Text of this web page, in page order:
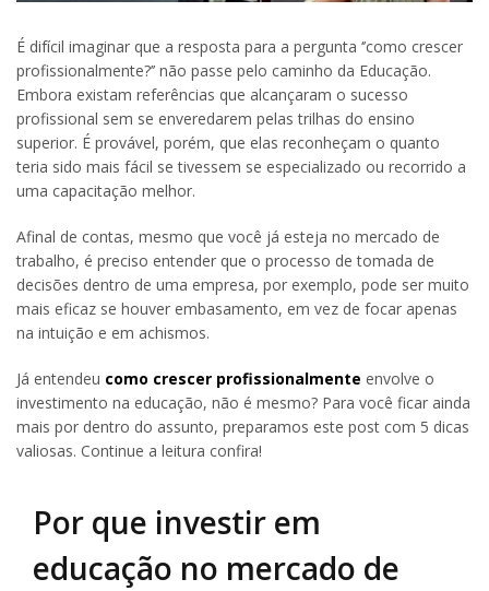
É difícil imaginar que a resposta para a pergunta ‘’como crescer
profissionalmente?’’ não passe pelo caminho da Educação.
Embora existam referências que alcançaram o sucesso
profissional sem se enveredarem pelas trilhas do ensino
superior. É provável, porém, que elas reconheçam o quanto
teria sido mais fácil se tivessem se especializado ou recorrido a
uma capacitação melhor.
Afinal de contas, mesmo que você já esteja no mercado de
trabalho, é preciso entender que o processo de tomada de
decisões dentro de uma empresa, por exemplo, pode ser muito
mais eficaz se houver embasamento, em vez de focar apenas
na intuição e em achismos.
Já entendeu como crescer profissionalmente envolve o
investimento na educação, não é mesmo? Para você ficar ainda
mais por dentro do assunto, preparamos este post com 5 dicas
valiosas. Continue a leitura confira!
Por que investir em
educação no mercado de